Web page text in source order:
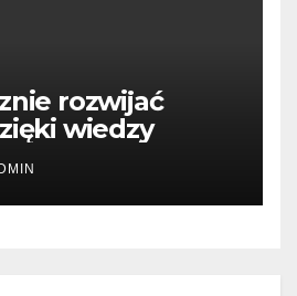
rozwijać
wiedzy